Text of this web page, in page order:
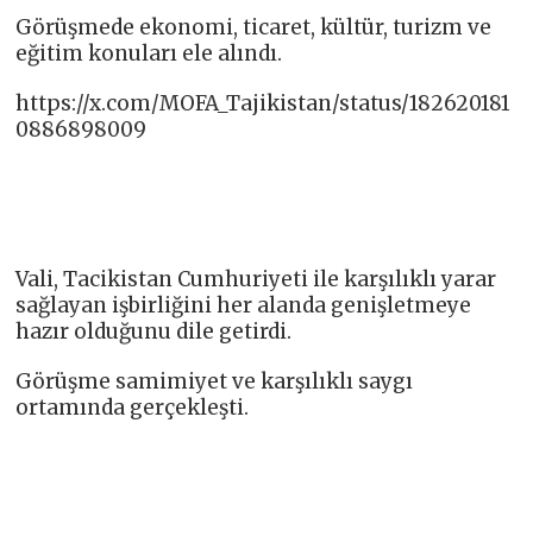
Görüşmede ekonomi, ticaret, kültür, turizm ve
eğitim konuları ele alındı.
https://x.com/MOFA_Tajikistan/status/182620181
0886898009
Vali, Tacikistan Cumhuriyeti ile karşılıklı yarar
sağlayan işbirliğini her alanda genişletmeye
hazır olduğunu dile getirdi.
Görüşme samimiyet ve karşılıklı saygı
ortamında gerçekleşti.